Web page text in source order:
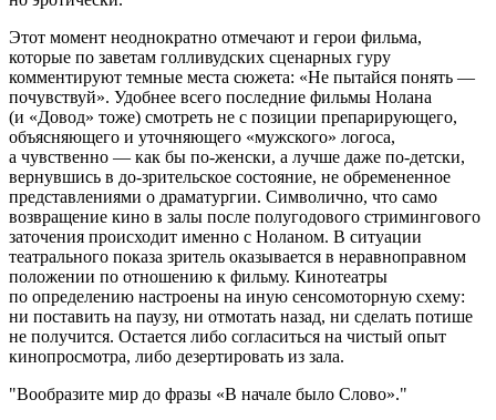
Этот момент неоднократно отмечают и герои фильма,
которые по заветам голливудских сценарных гуру
комментируют темные места сюжета: «Не пытайся понять —
почувствуй». Удобнее всего последние фильмы Нолана
(и «Довод» тоже) смотреть не с позиции препарирующего,
объясняющего и уточняющего «мужского» логоса,
а чувственно — как бы по-женски, а лучше даже по-детски,
вернувшись в до-зрительское состояние, не обремененное
представлениями о драматургии. Символично, что само
возвращение кино в залы после полугодового стримингового
заточения происходит именно с Ноланом. В ситуации
театрального показа зритель оказывается в неравноправном
положении по отношению к фильму. Кинотеатры
по определению настроены на иную сенсомоторную схему:
ни поставить на паузу, ни отмотать назад, ни сделать потише
не получится. Остается либо согласиться на чистый опыт
кинопросмотра, либо дезертировать из зала.
Вообразите мир до фразы «В начале было Слово».